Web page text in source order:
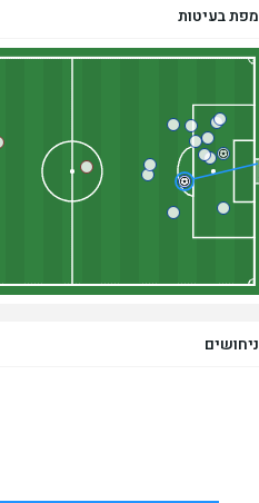
מפת בעיטות
ניחושים